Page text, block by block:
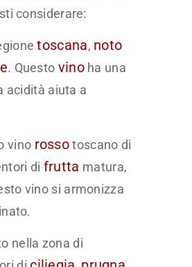
considerare:
toscana, noto
. Questo vinoha una
acidità aiuta a
vino rossotoscano di
di frutta matura,
vino si armonizza
nella zona di